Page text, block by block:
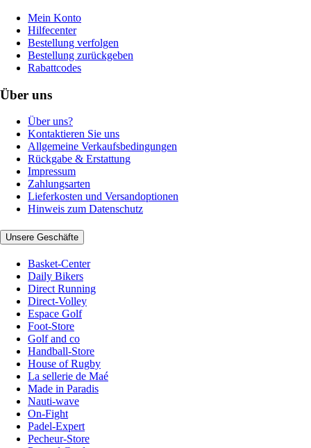
Mein Konto
Hilfecenter
Bestellung verfolgen
Bestellung zurückgeben
Rabattcodes
Über uns
Über uns?
Kontaktieren Sie uns
Allgemeine Verkaufsbedingungen
Rückgabe & Erstattung
Impressum
Zahlungsarten
Lieferkosten und Versandoptionen
Hinweis zum Datenschutz
Unsere Geschäfte
Basket-Center
Daily Bikers
Direct Running
Direct-Volley
Espace Golf
Foot-Store
Golf and co
Handball-Store
House of Rugby
La sellerie de Maé
Made in Paradis
Nauti-wave
On-Fight
Padel-Expert
Pecheur-Store